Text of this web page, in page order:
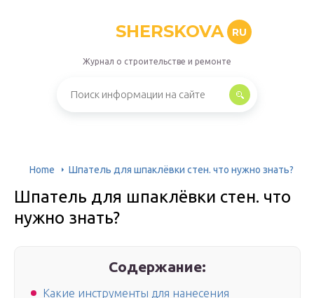
SHERSKOVA RU
Журнал о строительстве и ремонте
Home Шпатель для шпаклёвки стен. что нужно знать?
Шпатель для шпаклёвки стен. что
нужно знать?
Содержание:
Какие инструменты для нанесения